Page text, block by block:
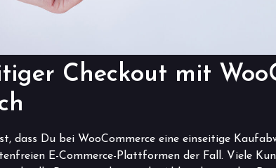
Checkout mit
dass Du bei WooCommerce eine einseitige
E-Commerce-Plattformen der Fall. Viele